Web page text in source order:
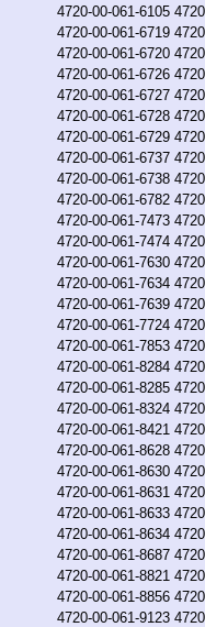
4720-00-061-6105
4720-00-061-6719
4720-00-061-6720
4720-00-061-6726
4720-00-061-6727
4720-00-061-6728
4720-00-061-6729
4720-00-061-6737
4720-00-061-6738
4720-00-061-6782
4720-00-061-7473
4720-00-061-7474
4720-00-061-7630
4720-00-061-7634
4720-00-061-7639
4720-00-061-7724
4720-00-061-7853
4720-00-061-8284
4720-00-061-8285
4720-00-061-8324
4720-00-061-8421
4720-00-061-8628
4720-00-061-8630
4720-00-061-8631
4720-00-061-8633
4720-00-061-8634
4720-00-061-8687
4720-00-061-8821
4720-00-061-8856
4720-00-061-9123